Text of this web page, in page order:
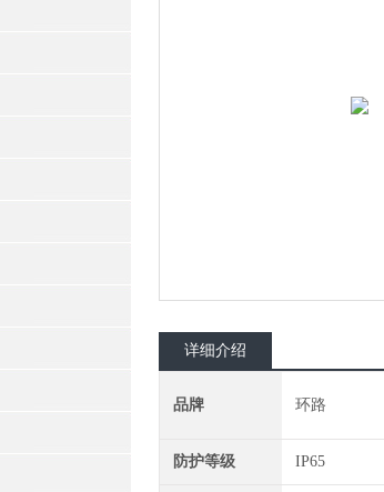
详细介绍
品牌 环路
防护等级 IP65